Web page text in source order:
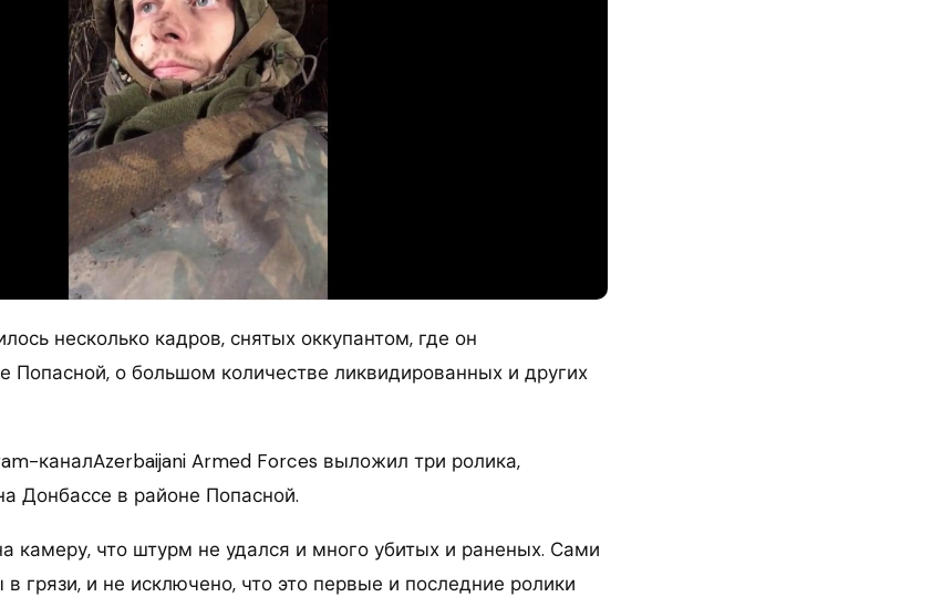
несколько кадров, снятых оккупантом, где он
Попасной, о большом количестве ликвидированных и других
каналAzerbaijani Armed Forces выложил три ролика,
Донбассе в районе Попасной.
камеру, что штурм не удался и много убитых и раненых. Сами
грязи, и не исключено, что это первые и последние ролики